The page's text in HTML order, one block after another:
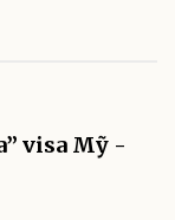
visa Mỹ -